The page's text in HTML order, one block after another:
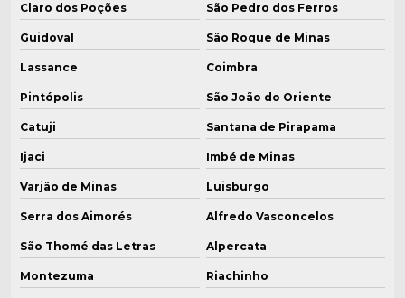
Claro dos Poções São Pedro dos Ferros
Guidoval São Roque de Minas
Lassance Coimbra
Pintópolis São João do Oriente
Catuji Santana de Pirapama
Ijaci Imbé de Minas
Varjão de Minas Luisburgo
Serra dos Aimorés Alfredo Vasconcelos
São Thomé das Letras Alpercata
Montezuma Riachinho